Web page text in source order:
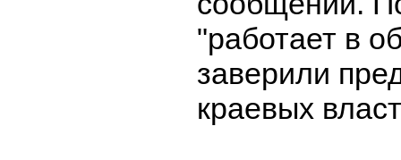
"работает в
заверили
краевых